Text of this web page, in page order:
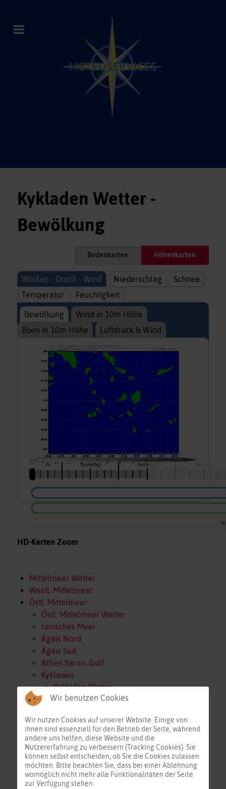
Kykladen Wetter -
Bewölkung
Bodenkarten Höhenkarten
Wolken - Druck - Wind Niederschlag
Schnee
Temperatur
Feuchtigkeit
Bewölkung
Wind in 10m Höhe
Böen in 10m Höhe
Luftdruck & Wind
HD-Karten Zoom
Mittelmeer Wetter
Westl. Mittelmeer
Östl. Mittelmeer
Östl. Mittelmeer Wetter
Ionisches Meer
Ägäis Nord
Ägäis Süd
Athen Saron. Golf
Kykladen
Kykladen Wetter
Dodekanes
Antalya
Zypern
Israel/Ägypten
Ägäis
Türk.-Zyp.-Isr.
Adria
Wir benutzen Cookies
Wir nutzen Cookies auf unserer Website. Einige von
ihnen sind essenziell für den Betrieb der Seite, während
andere uns helfen, diese Website und die
Nutzererfahrung zu verbessern (Tracking Cookies). Sie
können selbst entscheiden, ob Sie die Cookies zulassen
möchten. Bitte beachten Sie, dass bei einer Ablehnung
womöglich nicht mehr alle Funktionalitäten der Seite
zur Verfügung stehen.